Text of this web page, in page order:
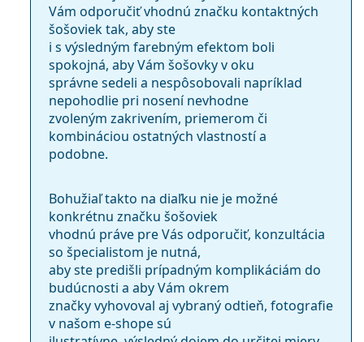
Vám odporučiť vhodnú značku kontaktných
šošoviek tak, aby ste
i s výsledným farebným efektom boli
spokojná, aby Vám šošovky v oku
správne sedeli a nespôsobovali napríklad
nepohodlie pri nosení nevhodne
zvoleným zakrivením, priemerom či
kombináciou ostatných vlastností a
podobne.
Bohužiaľ takto na diaľku nie je možné
konkrétnu značku šošoviek
vhodnú práve pre Vás odporučiť, konzultácia
so špecialistom je nutná,
aby ste predišli prípadným komplikáciám do
budúcnosti a aby Vám okrem
značky vyhovoval aj vybraný odtieň, fotografie
v našom e-shope sú